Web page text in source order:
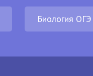
Биология ОГЭ